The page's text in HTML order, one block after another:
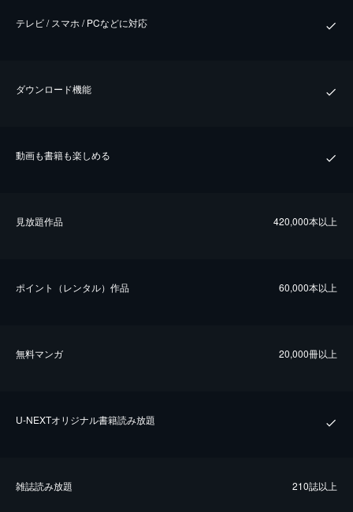
テレビ / スマホ / PCなどに対応
ダウンロード機能
動画も書籍も楽しめる
⾒放題作品 420,000本以上
ポイント（レンタル）作品 60,000本以上
無料マンガ 20,000冊以上
U-NEXTオリジナル書籍読み放題
雑誌読み放題 210誌以上